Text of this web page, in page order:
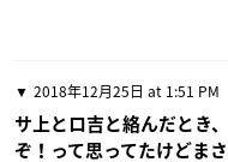
2018年12月25日 at 1:51 PM
サ上とロ吉と絡んだとき
ぞ！って思ってたけどま